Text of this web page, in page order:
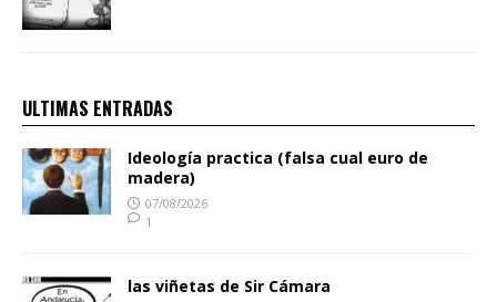
ULTIMAS ENTRADAS
Ideología practica (falsa cual euro de
madera)
07/08/2026
1
las viñetas de Sir Cámara